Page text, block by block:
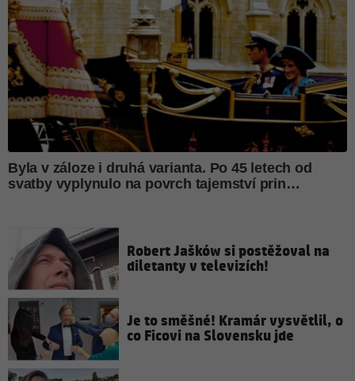
Robert Jašków si postěžoval na
diletanty v televizích!
Je to směšné! Kramár vysvětlil, o
co Ficovi na Slovensku jde